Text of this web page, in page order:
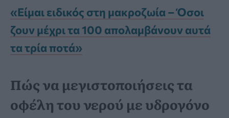
«Είμαι ειδικός στη μακροζωία – Όσοι
ζουν μέχρι τα 100 απολαμβάνουν αυτά
τα τρία ποτά»
Πώς να μεγιστοποιήσεις τα
οφέλη του νερού με υδρογόνο